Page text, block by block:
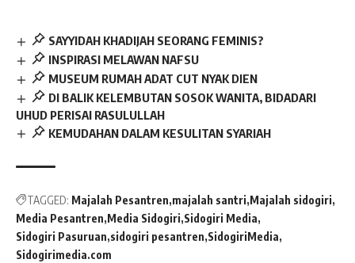
SAYYIDAH KHADIJAH SEORANG FEMINIS?
INSPIRASI MELAWAN NAFSU
MUSEUM RUMAH ADAT CUT NYAK DIEN
DI BALIK KELEMBUTAN SOSOK WANITA, BIDADARI
UHUD PERISAI RASULULLAH
KEMUDAHAN DALAM KESULITAN SYARIAH
TAGGED: Majalah Pesantren majalah santri Majalah sidogiri
Media Pesantren Media Sidogiri Sidogiri Media
Sidogiri Pasuruan sidogiri pesantren SidogiriMedia
Sidogirimedia.com